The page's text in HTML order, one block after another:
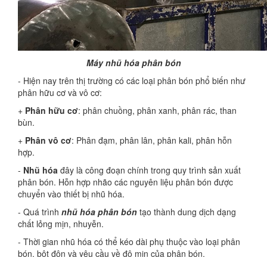
Máy nhũ hóa phân bón
- Hiện nay trên thị trường có các loại phân bón phổ biến như
phân hữu cơ và vô cơ:
+ Phân hữu cơ: phân chuồng, phân xanh, phân rác, than
bùn.
+ Phân vô cơ: Phân đạm, phân lân, phân kali, phân hỗn
hợp.
- Nhũ hóa đây là công đoạn chính trong quy trình sản xuất
phân bón. Hỗn hợp nhão các nguyên liệu phân bón được
chuyển vào thiết bị nhũ hóa.
- Quá trình nhũ hóa phân bón tạo thành dung dịch dạng
chất lỏng mịn, nhuyễn.
- Thời gian nhũ hóa có thể kéo dài phụ thuộc vào loại phân
bón, bột độn và yêu cầu về độ mịn của phân bón.